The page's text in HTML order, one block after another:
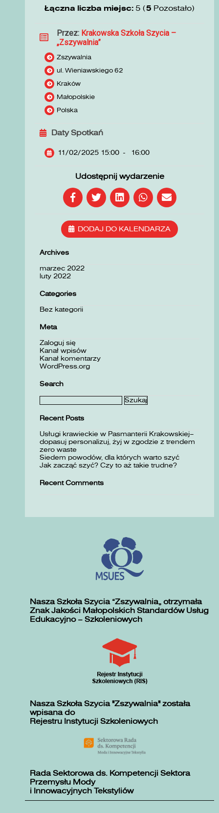
Łączna liczba miejsc: 5 (5 Pozostało)
Przez: Krakowska Szkoła Szycia –
„Zszywalnia”
Zszywalnia
ul. Wieniawskiego 62
Kraków
Małopolskie
Polska
Daty Spotkań
11/02/2025 15:00 - 16:00
Udostępnij wydarzenie
DODAJ DO KALENDARZA
Archives
marzec 2022
luty 2022
Categories
Bez kategorii
Meta
Zaloguj się
Kanał wpisów
Kanał komentarzy
WordPress.org
Search
Szukaj:
Recent Posts
Usługi krawieckie w Pasmanterii Krakowskiej–
dopasuj personalizuj, żyj w zgodzie z trendem
zero waste
Siedem powodów, dla których warto szyć
Jak zacząć szyć? Czy to aż takie trudne?
Recent Comments
Nasza Szkoła Szycia „Zszywalnia” otrzymała
Znak Jakości Małopolskich Standardów Usług
Edukacyjno – Szkoleniowych
Nasza Szkoła Szycia "Zszywalnia" została
wpisana do
Rejestru Instytucji Szkoleniowych
Rada Sektorowa ds. Kompetencji Sektora
Przemysłu Mody
i Innowacyjnych Tekstyliów